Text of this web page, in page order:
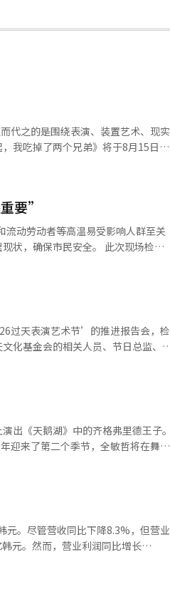
代之的是围绕表演、装置艺术、现实
勋参与作曲，郑汉杰指挥，视觉艺术
小猪三兄弟’就像鸡肉一样，真正的
信念、偏见、宗教、意识形态等无
征进行探讨。 他们质疑重
就是作品标题中“吃掉两个兄弟”的
正旭
服扔进烘干机时模仿我，后来小儿子
中。” 作品同样是参与
会去掉一些东西。” 演出将于
要”
动劳动者等高温易受影响人群至关
动者等高温易受影响群体。 金市
德公园的水上游
“连续的高
该在现场进行，市长亲自来检查让
民对以现场为中心的市政运营表示
过天表演艺术节’的推进报告会，检
与表演团队的运营。 针对家庭
表演艺术节的愿望。 与此同
完整度。我们将在节日开幕前仔细检
翻译与编辑。
迎来了第二个季节，全敏哲将在舞台
动作，齐格弗
。” 他的日常生活也发
通过观看演出和在街上散步来获得灵
元。尽管营收同比下降8.3%，但营业
元。然而，营业利润同比增长
为4028亿韩元，营业利润增长